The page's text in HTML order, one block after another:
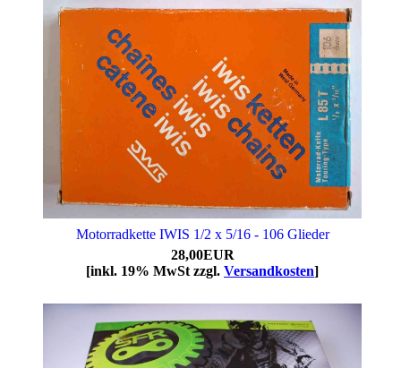
Motorradkette IWIS 1/2 x 5/16 - 106 Glieder
28,00EUR
[inkl. 19% MwSt zzgl. Versandkosten]